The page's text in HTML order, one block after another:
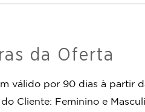
da Oferta
válido por 90 dias à partir
Cliente: Feminino e